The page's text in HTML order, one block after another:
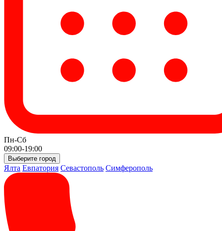
Пн-Сб
09:00-19:00
Выберите город
Ялта Евпатория Севастополь Симферополь